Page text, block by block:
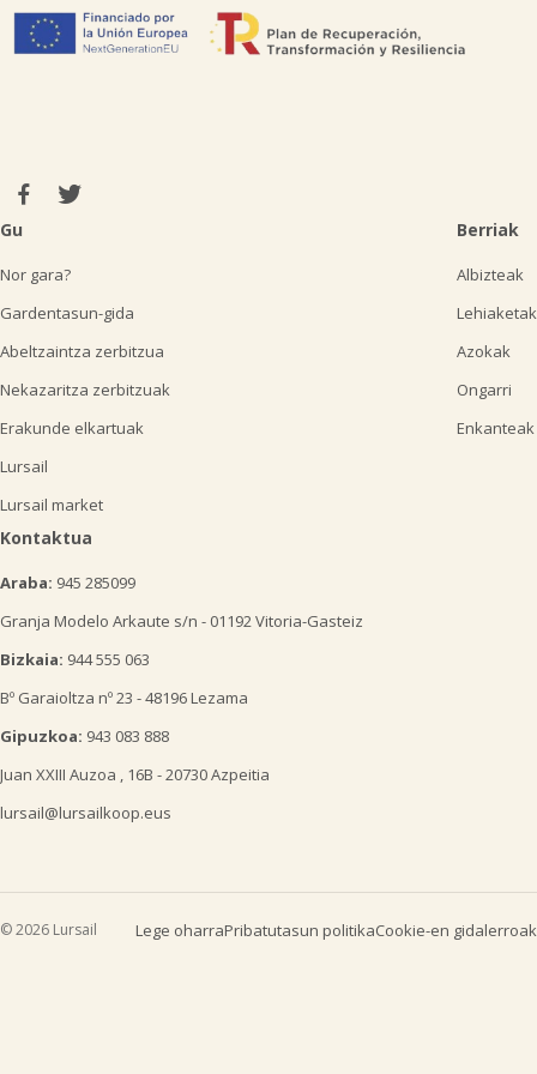
Gu
Nor gara?
Gardentasun-gida
Abeltzaintza zerbitzua
Nekazaritza zerbitzuak
Erakunde elkartuak
Lursail
Lursail market
Berriak
Albizteak
Lehiaketak
Azokak
Ongarri
Enkanteak
Kontaktua
Araba: 945 285099
Granja Modelo Arkaute s/n - 01192 Vitoria-Gasteiz
Bizkaia: 944 555 063
Bº Garaioltza nº 23 - 48196 Lezama
Gipuzkoa: 943 083 888
Juan XXIII Auzoa , 16B - 20730 Azpeitia
lursail@lursailkoop.eus
© 2026 Lursail Lege oharraPribatutasun politikaCookie-en gidalerroak